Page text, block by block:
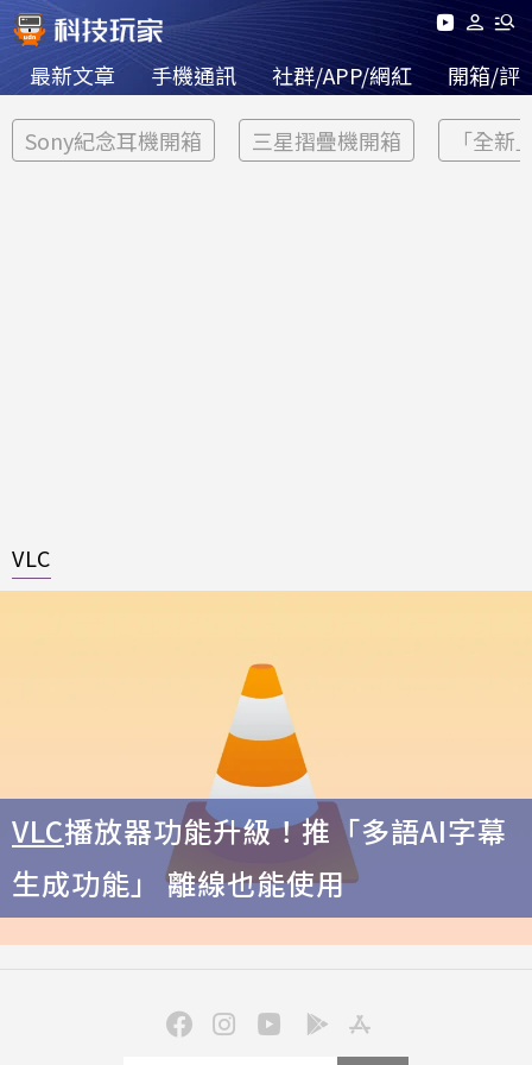
最新文章 手機通訊 社群/APP/網紅 開箱/評
Sony紀念耳機開箱 三星摺疊機開箱 「全新
VLC
VLC播放器功能升級！推「多語AI字幕
生成功能」 離線也能使用